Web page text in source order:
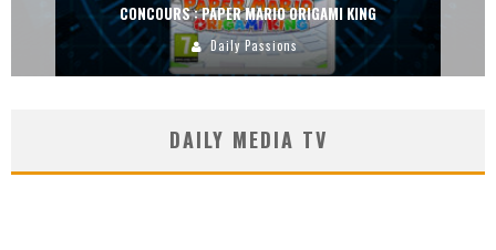
CONCOURS : PAPER MARIO ORIGAMI KING
Daily Passions
DAILY MEDIA TV